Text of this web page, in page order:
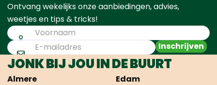
Ontvang wekelijks onze aanbiedingen, advies,
weetjes en tips & tricks!
Inschrijven
JONK BIJ JOU IN DE BUURT
Almere
Edam